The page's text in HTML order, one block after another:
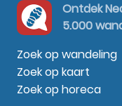
Ontdek
5.000
Zoek op wandeling
Zoek op kaart
Zoek op horeca